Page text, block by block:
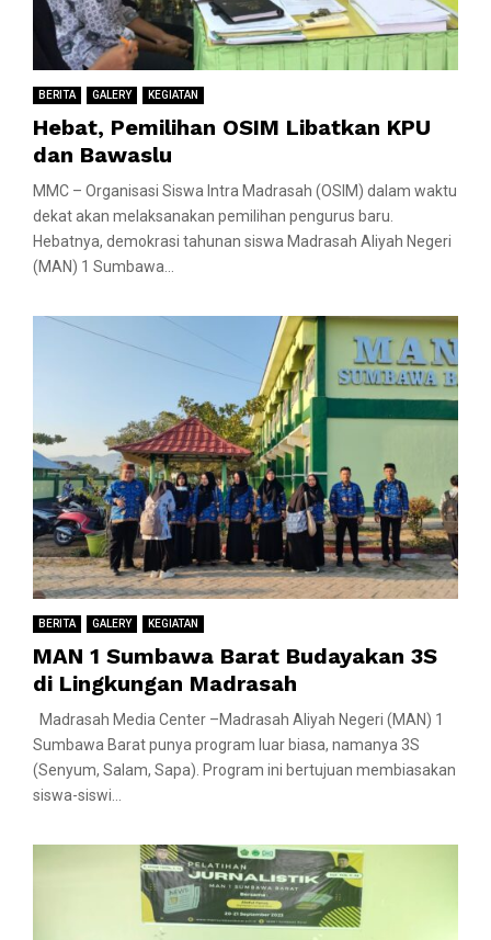
BERITA GALERY KEGIATAN
Hebat, Pemilihan OSIM Libatkan KPU
dan Bawaslu
MMC – Organisasi Siswa Intra Madrasah (OSIM) dalam waktu
dekat akan melaksanakan pemilihan pengurus baru.
Hebatnya, demokrasi tahunan siswa Madrasah Aliyah Negeri
(MAN) 1 Sumbawa...
BERITA GALERY KEGIATAN
MAN 1 Sumbawa Barat Budayakan 3S
di Lingkungan Madrasah
Madrasah Media Center –Madrasah Aliyah Negeri (MAN) 1
Sumbawa Barat punya program luar biasa, namanya 3S
(Senyum, Salam, Sapa). Program ini bertujuan membiasakan
siswa-siswi...